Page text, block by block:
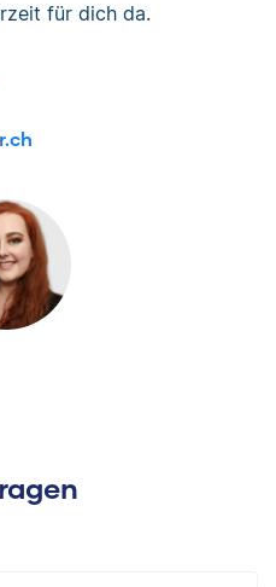
für dich da.